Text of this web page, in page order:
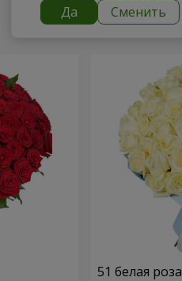
Да
Сменить
51 белая роза